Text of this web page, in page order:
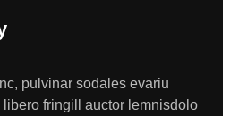
pulvinar sodales evariu
fringill auctor lemnisdolo